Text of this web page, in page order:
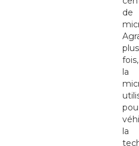
de
fois,
la
la